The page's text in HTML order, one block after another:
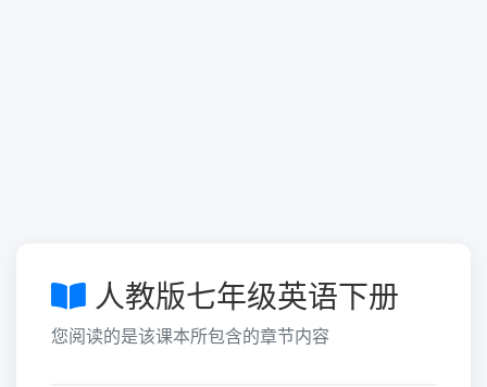
人教版七年级英语下册
您阅读的是该课本所包含的章节内容